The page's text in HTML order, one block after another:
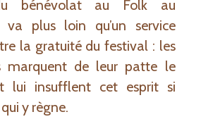
bénévolat au Folk au
va plus loin qu’un service
la gratuité du festival : les
marquent de leur patte le
lui insufflent cet esprit si
y règne.